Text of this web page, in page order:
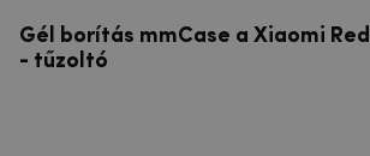
Gél borítás mmCase a Xiaomi
- tűzoltó